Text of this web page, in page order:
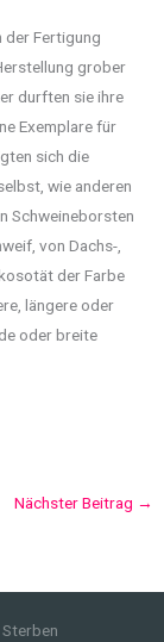
der Fertigung
grober
durften sie ihre
Exemplare für
sich die
wie anderen
Schweineborsten
von Dachs-,
der Farbe
längere oder
oder breite
Nächster Beitrag →